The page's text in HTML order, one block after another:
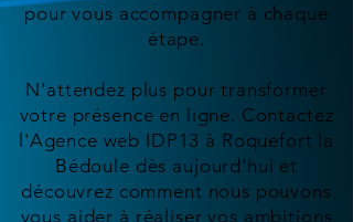
pour vous accompagner à chaque
étape.
N'attendez plus pour transformer
votre présence en ligne. Contactez
l'Agence web IDP13 à Roquefort la
Bédoule dès aujourd'hui et
découvrez comment nous pouvons
vous aider à réaliser vos ambitions